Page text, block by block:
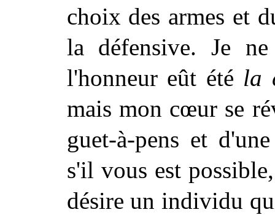
choix des armes et
la défensive. Je
l'honneur eût été la
mais mon cœur se
guet-à-pens et
s'il vous est
désire un individu